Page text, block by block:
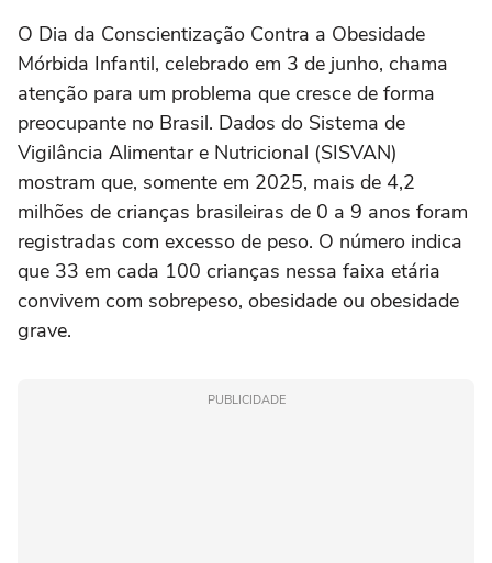
O Dia da Conscientização Contra a Obesidade
Mórbida Infantil, celebrado em 3 de junho, chama
atenção para um problema que cresce de forma
preocupante no Brasil. Dados do Sistema de
Vigilância Alimentar e Nutricional (SISVAN)
mostram que, somente em 2025, mais de 4,2
milhões de crianças brasileiras de 0 a 9 anos foram
registradas com excesso de peso. O número indica
que 33 em cada 100 crianças nessa faixa etária
convivem com sobrepeso, obesidade ou obesidade
grave.
PUBLICIDADE